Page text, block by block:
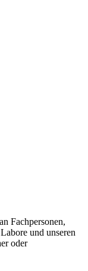
Fachpersonen,
und unseren
oder